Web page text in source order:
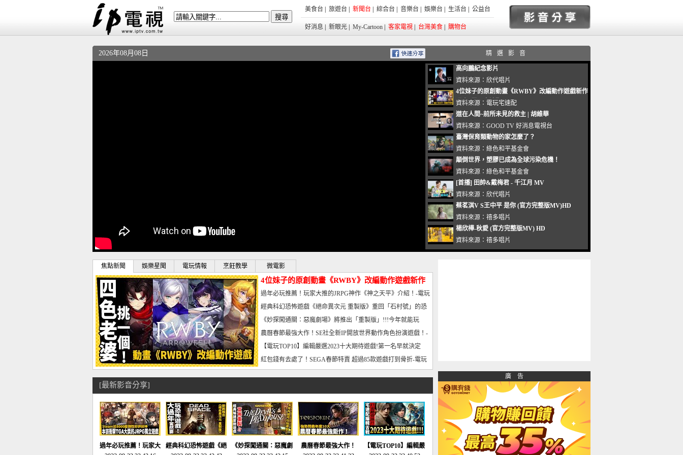
美食台 旅遊台 新聞台 綜合台 音樂台 娛樂台 生活台 公益台
好消息 新眼光 My-Cartoon 客家電視 台灣美食 購物台
2026年08月08日 精選影音
高向鵬紀念影片
資料來源： 欣代唱片
4位妹子的原創動畫《RWBY》改編動作遊戲新作
曝光_電玩宅速配20221102
資料來源： 電玩宅速配
道在人間~前所未見的救主 | 胡維華
資料來源： GOOD TV 好消息電視台
臺灣保育類動物的家怎麼了？
資料來源： 綠色和平基金會
顛倒世界，塑膠已成為全球污染危機！
資料來源： 綠色和平基金會
[首播] 田帥&戴梅君 - 千江月 MV
資料來源： 欣代唱片
蔡茗淇V S王中平 是你 (官方完整版MV)HD
資料來源： 禧多唱片
楊欣樺-秋愛 (官方完整版MV) HD
資料來源： 禧多唱片
焦點新聞 娛樂星聞 電玩情報 烹飪教學 微電影
4位妹子的原創動畫《RWBY》改編動作遊戲新作
曝光_電玩宅速配20221102
過年必玩推薦！玩家大推的JRPG神作《神之天平》介紹！-電玩
宅速配20230126
經典科幻恐怖遊戲《絕命異次元 重製版》重回「石村號」的恐
懼體驗-電玩宅速配20230125
《妙探闖通關：惡魔劇場》將推出「重製版」!!!今年就能玩
到!!-電玩宅速配20230124
農曆春節最強大作！SE社全新IP開放世界動作角色扮演遊戲！-
電玩宅速配20230123
【電玩TOP10】編輯嚴選2023十大期待遊戲!第一名早就決定
了，封面圖直接雷你!-電玩宅速配20230120
紅包錢有去處了！SEGA春節特賣 超過85款遊戲打到骨折-電玩
宅速配20230119
[最新影音分享]
過年必玩推薦！玩家大
經典科幻恐怖遊戲《絕
《妙探闖通關：惡魔劇
農曆春節最強大作！
【電玩TOP10】編輯嚴
廣 告